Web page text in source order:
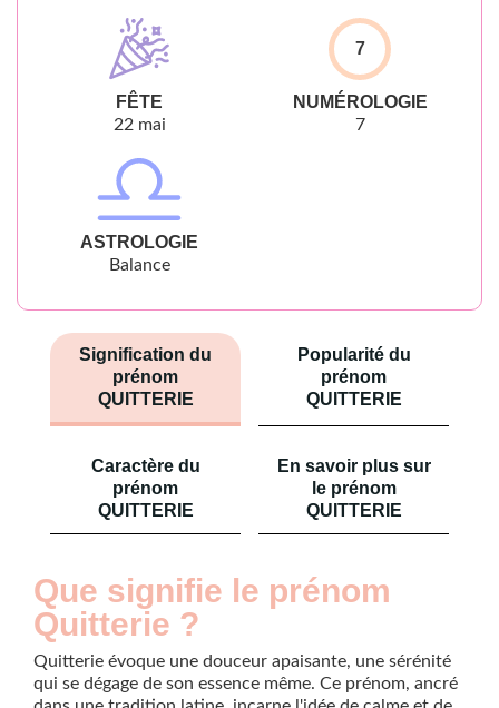
FÊTE
22 mai
7
NUMÉROLOGIE
7
ASTROLOGIE
Balance
Signification du
prénom
QUITTERIE
Popularité du
prénom
QUITTERIE
Caractère du
prénom
QUITTERIE
En savoir plus sur
le prénom
QUITTERIE
Que signifie le prénom
Quitterie ?
Quitterie évoque une douceur apaisante, une sérénité
qui se dégage de son essence même. Ce prénom, ancré